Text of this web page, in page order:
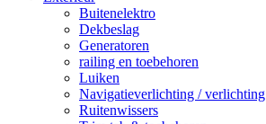
Buitenelektro
Dekbeslag
Generatoren
railing en toebehoren
Luiken
Navigatieverlichting / verlichting
Ruitenwissers